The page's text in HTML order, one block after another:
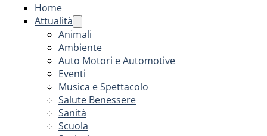
Home
Attualità
Animali
Ambiente
Auto Motori e Automotive
Eventi
Musica e Spettacolo
Salute Benessere
Sanità
Scuola